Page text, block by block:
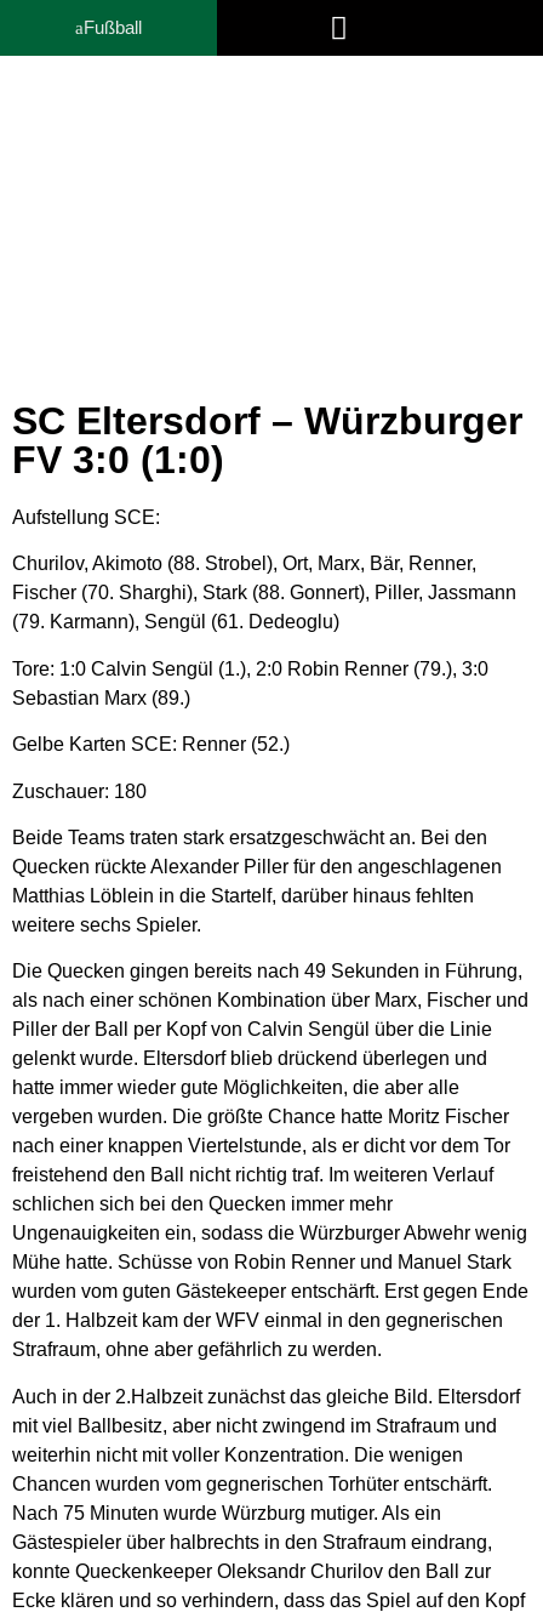
Fußball
SC Eltersdorf – Würzburger
FV 3:0 (1:0)
Aufstellung SCE:
Churilov, Akimoto (88. Strobel), Ort, Marx, Bär, Renner,
Fischer (70. Sharghi), Stark (88. Gonnert), Piller, Jassmann
(79. Karmann), Sengül (61. Dedeoglu)
Tore: 1:0 Calvin Sengül (1.), 2:0 Robin Renner (79.), 3:0
Sebastian Marx (89.)
Gelbe Karten SCE: Renner (52.)
Zuschauer: 180
Beide Teams traten stark ersatzgeschwächt an. Bei den
Quecken rückte Alexander Piller für den angeschlagenen
Matthias Löblein in die Startelf, darüber hinaus fehlten
weitere sechs Spieler.
Die Quecken gingen bereits nach 49 Sekunden in Führung,
als nach einer schönen Kombination über Marx, Fischer und
Piller der Ball per Kopf von Calvin Sengül über die Linie
gelenkt wurde. Eltersdorf blieb drückend überlegen und
hatte immer wieder gute Möglichkeiten, die aber alle
vergeben wurden. Die größte Chance hatte Moritz Fischer
nach einer knappen Viertelstunde, als er dicht vor dem Tor
freistehend den Ball nicht richtig traf. Im weiteren Verlauf
schlichen sich bei den Quecken immer mehr
Ungenauigkeiten ein, sodass die Würzburger Abwehr wenig
Mühe hatte. Schüsse von Robin Renner und Manuel Stark
wurden vom guten Gästekeeper entschärft. Erst gegen Ende
der 1. Halbzeit kam der WFV einmal in den gegnerischen
Strafraum, ohne aber gefährlich zu werden.
Auch in der 2.Halbzeit zunächst das gleiche Bild. Eltersdorf
mit viel Ballbesitz, aber nicht zwingend im Strafraum und
weiterhin nicht mit voller Konzentration. Die wenigen
Chancen wurden vom gegnerischen Torhüter entschärft.
Nach 75 Minuten wurde Würzburg mutiger. Als ein
Gästespieler über halbrechts in den Strafraum eindrang,
konnte Queckenkeeper Oleksandr Churilov den Ball zur
Ecke klären und so verhindern, dass das Spiel auf den Kopf